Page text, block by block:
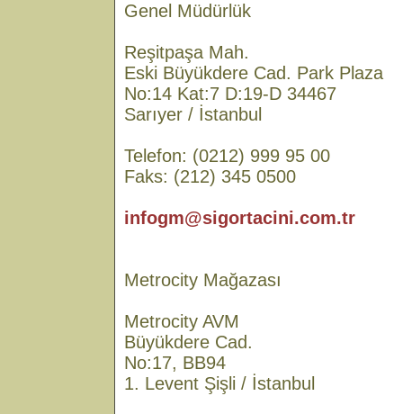
Genel Müdürlük
Reşitpaşa Mah.
Eski Büyükdere Cad. Park Plaza
No:14 Kat:7 D:19-D 34467
Sarıyer / İstanbul
Telefon: (0212) 999 95 00
Faks: (212) 345 0500
infogm@sigortacini.com.tr
Metrocity Mağazası
Metrocity AVM
Büyükdere Cad.
No:17, BB94
1. Levent Şişli / İstanbul